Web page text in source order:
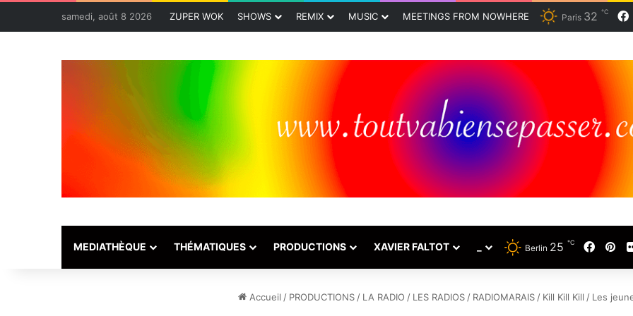
samedi, août 8 2026 ZUPER WOK SHOWS REMIX MUSIC MEETINGS FROM NOWHERE Paris 32 ℃
MEDIATHÈQUE THÉMATIQUES PRODUCTIONS XAVIER FALTOT Berlin 25 ℃
Accueil / PRODUCTIONS / LA RADIO / LES RADIOS / RADIOMARAIS / Kill Kill Kill / Les